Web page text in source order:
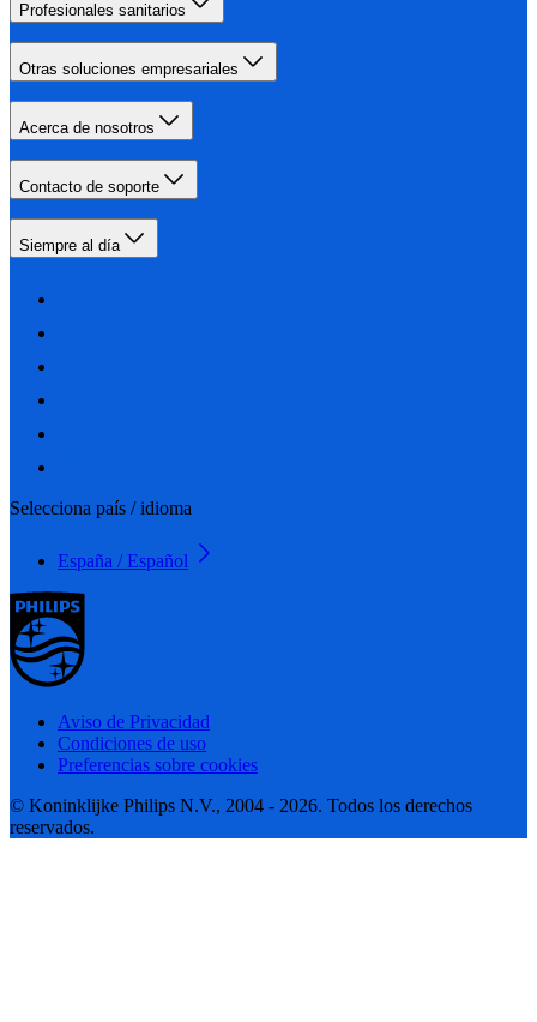
Profesionales sanitarios
Otras soluciones empresariales
Acerca de nosotros
Contacto de soporte
Siempre al día
Selecciona país / idioma
España / Español
Aviso de Privacidad
Condiciones de uso
Preferencias sobre cookies
© Koninklijke Philips N.V., 2004 - 2026. Todos los derechos
reservados.